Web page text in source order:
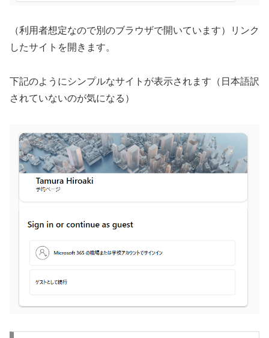
（利用者想定なので別のブラウザで開いています）リンク
したサイトを開きます。
下記のようにシンプルなサイトが表示されます（日本語訳
されていないのが気になる）